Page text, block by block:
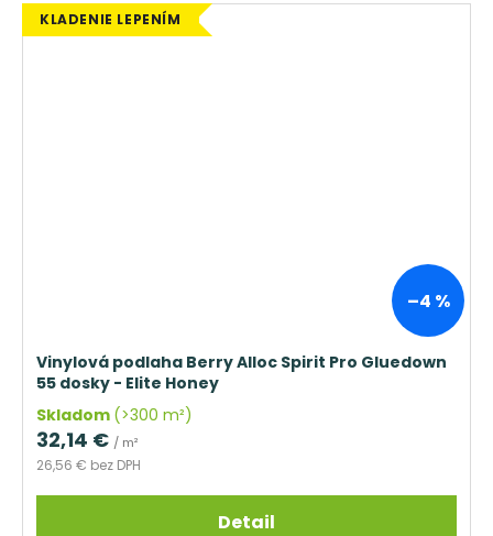
KLADENIE LEPENÍM
–4 %
Vinylová podlaha Berry Alloc Spirit Pro Gluedown
55 dosky - Elite Honey
Skladom (>300 m²)
26,56 € bez DPH
32,14 € / m²
Detail